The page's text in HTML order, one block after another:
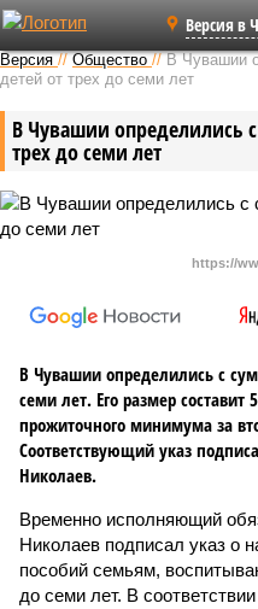
Версия в
Версия //Общество //В Чувашии
детей от трех до семи лет
В Чувашии определились
трех до семи лет
https://
В Чувашии определились с
семи лет. Его размер
прожиточного минимума за
Соответствующий указ
Николаев.
Временно исполняющий
Николаев подписал указ о
пособий семьям,
до семи лет. В